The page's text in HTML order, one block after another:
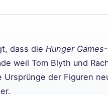
dass die Hunger Games
weil Tom Blyth und
Ursprünge der Figuren